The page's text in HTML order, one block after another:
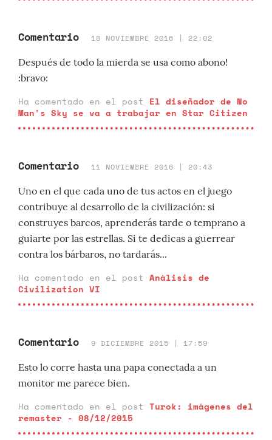
Comentario 18 NOVIEMBRE 2016 | 22:02
Después de todo la mierda se usa como abono!
:bravo:
Ha comentado en el post El diseñador de No
Man's Sky se va a trabajar en Star Citizen
Comentario 11 NOVIEMBRE 2016 | 20:43
Uno en el que cada uno de tus actos en el juego
contribuye al desarrollo de la civilización: si
construyes barcos, aprenderás tarde o temprano a
guiarte por las estrellas. Si te dedicas a guerrear
contra los bárbaros, no tardarás...
Ha comentado en el post Análisis de
Civilization VI
Comentario 9 DICIEMBRE 2015 | 17:59
Esto lo corre hasta una papa conectada a un
monitor me parece bien.
Ha comentado en el post Turok: imágenes del
remaster - 08/12/2015